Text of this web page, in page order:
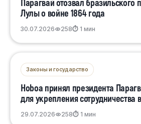
Парагвай отозвал бразильского
Лулы о войне 1864 года
30.07.2026 258⏱ 1 мин
Законы и государство
Ноboa принял президента
для укрепления сотрудничества
29.07.2026 258⏱ 1 мин